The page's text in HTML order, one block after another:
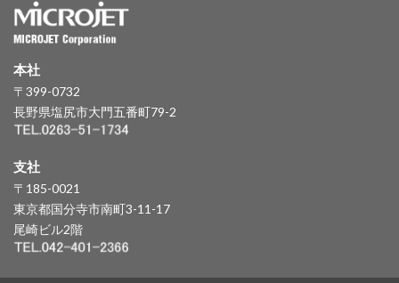
本社
〒399-0732
長野県塩尻市大門五番町79-2
支社
〒185-0021
東京都国分寺市南町3-11-17
尾崎ビル2階